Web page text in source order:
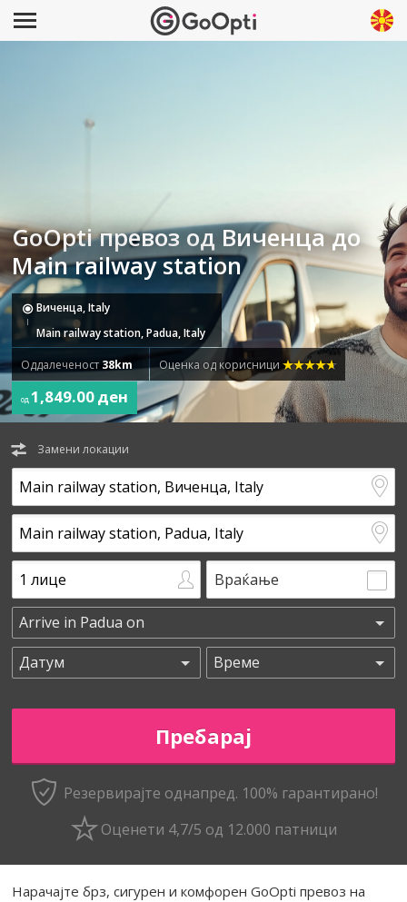
GoOpti превоз од Виченца до
Main railway station
Виченца, Italy
Main railway station, Padua, Italy
Оддалеченост 38km Оценка од корисници
од 1,849.00 ден
Замени локации
Враќање
Резервирајте однапред. 100% гарантирано!
Оценети 4,7/5 од 12.000 патници
Нарачајте брз, сигурен и комфорен GoOpti превоз на